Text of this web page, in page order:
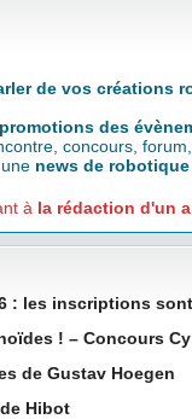
de vos créations
promotions des
concours,
news de robotique
à la rédaction d'un
: les inscriptions
! – Concours
de Gustav Hoegen
Hibot